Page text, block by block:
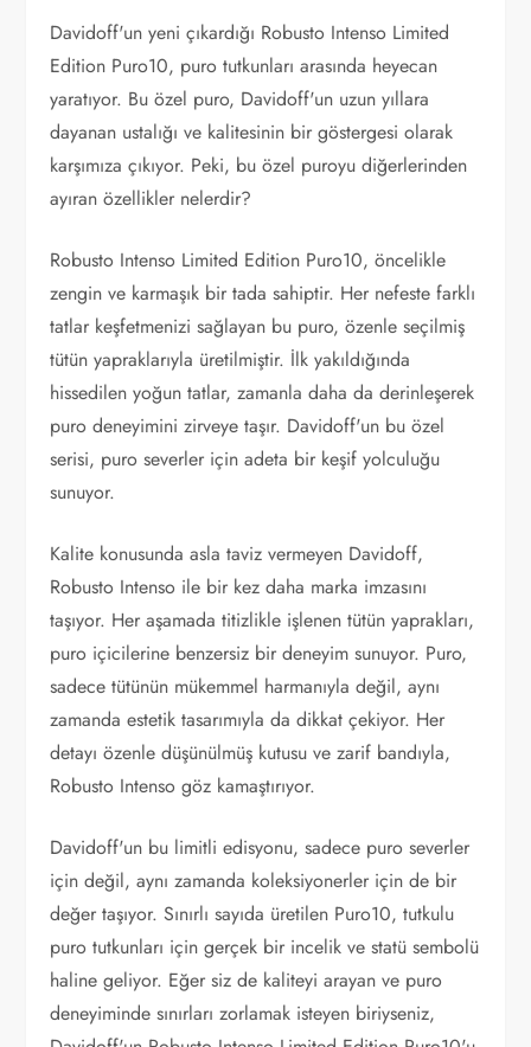
Davidoff'un yeni çıkardığı Robusto Intenso Limited
Edition Puro10, puro tutkunları arasında heyecan
yaratıyor. Bu özel puro, Davidoff'un uzun yıllara
dayanan ustalığı ve kalitesinin bir göstergesi olarak
karşımıza çıkıyor. Peki, bu özel puroyu diğerlerinden
ayıran özellikler nelerdir?
Robusto Intenso Limited Edition Puro10, öncelikle
zengin ve karmaşık bir tada sahiptir. Her nefeste farklı
tatlar keşfetmenizi sağlayan bu puro, özenle seçilmiş
tütün yapraklarıyla üretilmiştir. İlk yakıldığında
hissedilen yoğun tatlar, zamanla daha da derinleşerek
puro deneyimini zirveye taşır. Davidoff'un bu özel
serisi, puro severler için adeta bir keşif yolculuğu
sunuyor.
Kalite konusunda asla taviz vermeyen Davidoff,
Robusto Intenso ile bir kez daha marka imzasını
taşıyor. Her aşamada titizlikle işlenen tütün yaprakları,
puro içicilerine benzersiz bir deneyim sunuyor. Puro,
sadece tütünün mükemmel harmanıyla değil, aynı
zamanda estetik tasarımıyla da dikkat çekiyor. Her
detayı özenle düşünülmüş kutusu ve zarif bandıyla,
Robusto Intenso göz kamaştırıyor.
Davidoff'un bu limitli edisyonu, sadece puro severler
için değil, aynı zamanda koleksiyonerler için de bir
değer taşıyor. Sınırlı sayıda üretilen Puro10, tutkulu
puro tutkunları için gerçek bir incelik ve statü sembolü
haline geliyor. Eğer siz de kaliteyi arayan ve puro
deneyiminde sınırları zorlamak isteyen biriyseniz,